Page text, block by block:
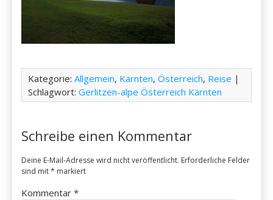
Kategorie:Allgemein, Kärnten,Österreich, Reise |
Schlagwort:Gerlitzen-alpe Österreich Kärnten
Schreibe einen Kommentar
Deine E-Mail-Adresse wird nicht veröffentlicht. Erforderliche Felder
sind mit* markiert
Kommentar*